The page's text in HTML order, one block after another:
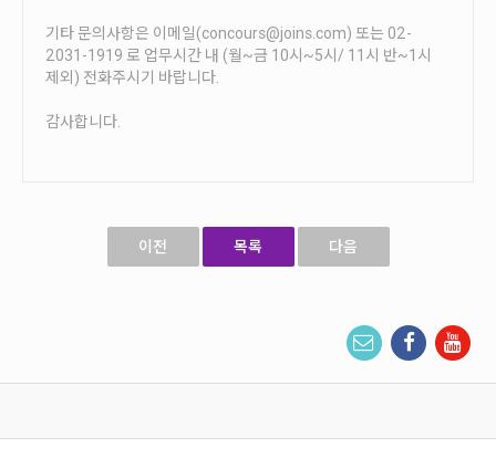
기타 문의사항은 이메일(concours@joins.com) 또는 02-
2031-1919 로 업무시간 내 (월~금 10시~5시/ 11시 반~1시
제외) 전화주시기 바랍니다.
감사합니다.
이전 목록 다음